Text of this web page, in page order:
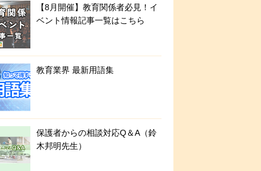
【8月開催】教育関係者必見！イ
ベント情報記事一覧はこちら
教育業界 最新用語集
保護者からの相談対応Q＆A（鈴
木邦明先生）